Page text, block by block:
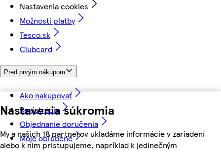
Nastavenia súkromia
My a našich 18 partnerov ukladáme informácie v zariadení
alebo k nim pristupujeme, napríklad k jedinečným
Nastavenia cookies
Možnosti platby
Tesco.sk
Clubcard
Pred prvým nákupom
Ako nakupovať
Registrácia
Objednanie doručenia
Moje obľúbené